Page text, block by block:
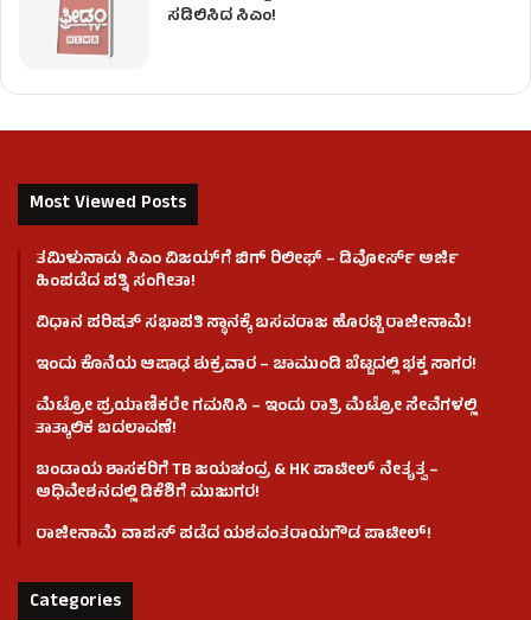
ಸಡಿಲಿಸಿದ ಸಿಎಂ!
Most Viewed Posts
ತಮಿಳುನಾಡು ಸಿಎಂ ವಿಜಯ್‌ಗೆ ಬಿಗ್ ರಿಲೀಫ್ – ಡಿವೋರ್ಸ್ ಅರ್ಜಿ
ಹಿಂಪಡೆದ ಪತ್ನಿ ಸಂಗೀತಾ!
ವಿಧಾನ ಪರಿಷತ್ ಸಭಾಪತಿ ಸ್ಥಾನಕ್ಕೆ ಬಸವರಾಜ ಹೊರಟ್ಟಿ ರಾಜೀನಾಮೆ!
ಇಂದು ಕೊನೆಯ ಆಷಾಢ ಶುಕ್ರವಾರ – ಚಾಮುಂಡಿ ಬೆಟ್ಟದಲ್ಲಿ ಭಕ್ತ ಸಾಗರ!
ಮೆಟ್ರೋ ಪ್ರಯಾಣಿಕರೇ ಗಮನಿಸಿ – ಇಂದು ರಾತ್ರಿ ಮೆಟ್ರೋ ಸೇವೆಗಳಲ್ಲಿ
ತಾತ್ಕಾಲಿಕ ಬದಲಾವಣೆ!
ಬಂಡಾಯ ಶಾಸಕರಿಗೆ TB ಜಯಚಂದ್ರ & HK ಪಾಟೀಲ್ ನೇತೃತ್ವ –
ಅಧಿವೇಶನದಲ್ಲಿ ಡಿಕೆಶಿಗೆ ಮುಜುಗರ!
ರಾಜೀನಾಮೆ ವಾಪಸ್ ಪಡೆದ ಯಶವಂತರಾಯಗೌಡ ಪಾಟೀಲ್‌!
Categories